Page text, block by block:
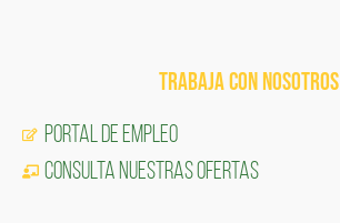
TRABAJA CON NOSOTROS
Portal de Empleo
CONSULTA NUESTRAS OFERTAS